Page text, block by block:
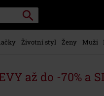
Vyhledávání
Životní styl Ženy Muži
až do -70% a